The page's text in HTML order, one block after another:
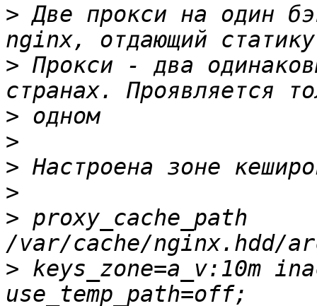
> Две прокси на один
> Прокси - два
>
>
>
>
> proxy_cache_path
> keys_zone=a_v:10m